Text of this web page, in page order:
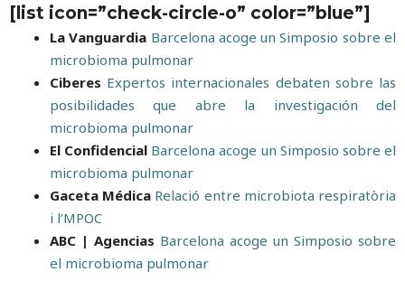
[list icon=”check-circle-o” color=”blue”]
La Vanguardia Barcelona acoge un Simposio sobre el
microbioma pulmonar
Ciberes Expertos internacionales debaten sobre las
posibilidades que abre la investigación del
microbioma pulmonar
El Confidencial Barcelona acoge un Simposio sobre el
microbioma pulmonar
Gaceta Médica Relació entre microbiota respiratòria
i l’MPOC
ABC | Agencias Barcelona acoge un Simposio sobre
el microbioma pulmonar